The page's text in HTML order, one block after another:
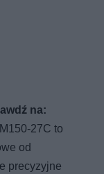
na:
27C to
od
precyzyjne